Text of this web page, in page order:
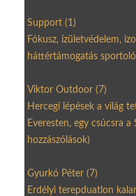
Support (1)
Fókusz, ízületvédelem,
háttértámogatás
Viktor Outdoor (7)
Hercegi lépések a világ
Everesten, egy csúcsra a
hozzászólások)
Gyurkó Péter (7)
Erdélyi terepduatlon